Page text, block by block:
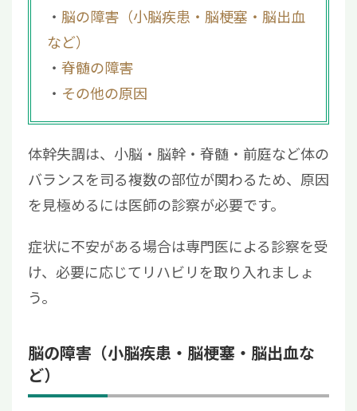
脳の障害（小脳疾患・脳梗塞・脳出血
など）
脊髄の障害
その他の原因
体幹失調は、小脳・脳幹・脊髄・前庭など体の
バランスを司る複数の部位が関わるため、原因
を見極めるには医師の診察が必要です。
症状に不安がある場合は専門医による診察を受
け、必要に応じてリハビリを取り入れましょ
う。
脳の障害（小脳疾患・脳梗塞・脳出血な
ど）